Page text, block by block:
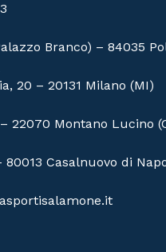
Branco) – 84035
20 – 20131 Milano (MI)
22070 Montano Lucino
80013 Casalnuovo di